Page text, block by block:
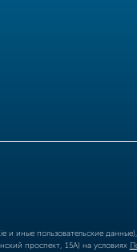
и иные пользовательские
проспект, 15А) на условиях